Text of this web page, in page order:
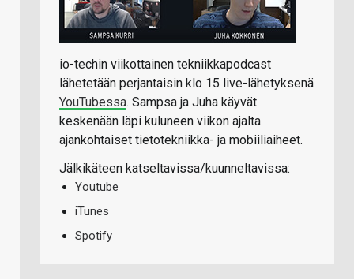
io-techin viikottainen tekniikkapodcast
lähetetään perjantaisin klo 15 live-lähetyksenä
YouTubessa. Sampsa ja Juha käyvät
keskenään läpi kuluneen viikon ajalta
ajankohtaiset tietotekniikka- ja mobiiliaiheet.
Jälkikäteen katseltavissa/kuunneltavissa:
Youtube
iTunes
Spotify